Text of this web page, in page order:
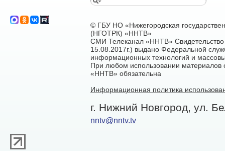
© ГБУ НО «Нижегородская
(НГОТРК) «ННТВ»
СМИ Телеканал «ННТВ»
15.08.2017г.) выдано Федеральной
информационных технологий и
При любом использовании материалов
«ННТВ» обязательна
Информационная политика
г. Нижний Новгород, ул.
nntv@nntv.tv